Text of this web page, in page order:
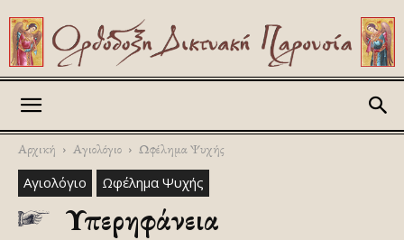
Αρχική Αγιολόγιο Ωφέλημα Ψυχής
Αγιολόγιο Ωφέλημα Ψυχής
Υπερηφάνεια